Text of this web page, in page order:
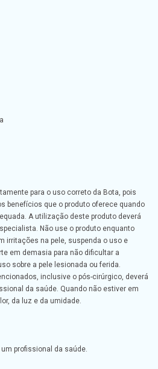
para o uso correto da Bota, pois
benefícios que o produto oferece quando
A utilização deste produto deverá
Não use o produto enquanto
irritações na pele, suspenda o uso e
em demasia para não dificultar a
sobre a pele lesionada ou ferida.
inclusive o pós-cirúrgico, deverá
da saúde. Quando não estiver em
da luz e da umidade.
profissional da saúde.